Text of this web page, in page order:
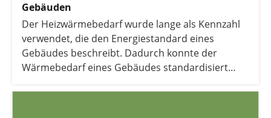
Gebäuden
Der Heizwärmebedarf wurde lange als Kennzahl
verwendet, die den Energiestandard eines
Gebäudes beschreibt. Dadurch konnte der
Wärmebedarf eines Gebäudes standardisiert